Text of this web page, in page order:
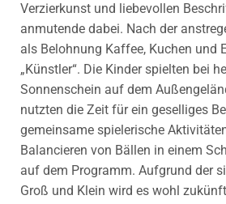
Verzierkunst und liebevollen
anmutende dabei. Nach der
als Belohnung Kaffee, Kuchen und
„Künstler“. Die Kinder spielten bei
Sonnenschein auf dem
nutzten die Zeit für ein geselliges
gemeinsame spielerische
Balancieren von Bällen in einem
auf dem Programm. Aufgrund der
Groß und Klein wird es wohl